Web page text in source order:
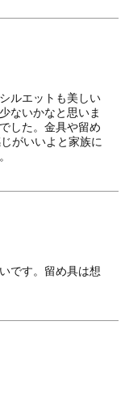
ルエットも美しい
ないかなと思いま
した。金具や留め
がいいよと家族に
です。留め具は想